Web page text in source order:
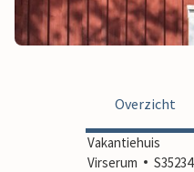
Overzicht
Vakantiehuis
Virserum
S35234